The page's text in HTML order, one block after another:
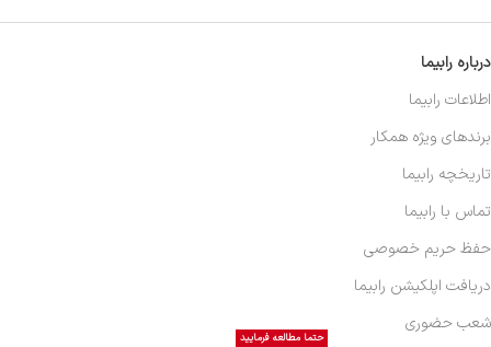
درباره رابیما
اطلاعات رابیما
برندهای ویژه همکار
تاریخچه رابیما
تماس با رابیما
حفظ حریم خصوصی
دریافت اپلکیشن رابیما
شعب حضوری
حتما مطالعه فرمایید